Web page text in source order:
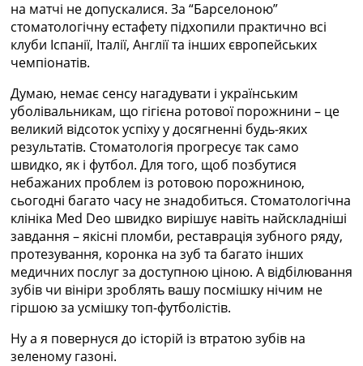
Categories
Головна
Новини футболу
Новини футболу України
Футбольні трансфери
Останні коментарі
Конкурс прогнозів
Логін
Рейтінги
Правила
Колективний прогноз
Турніри
Чемпіонат Світу
Україна. Прем’єр-Ліга
Україна. Перша Ліга
Ліга Чемпіонів
Англія. Прем’єр-Ліга
Іспанія. Ла Ліга
на матчі не допускалися. За “Барселоною”
стоматологічну естафету підхопили практично всі
клуби Іспанії, Італії, Англії та інших європейських
чемпіонатів.
Думаю, немає сенсу нагадувати і українським
уболівальникам, що гігієна ротової порожнини – це
великий відсоток успіху у досягненні будь-яких
результатів. Стоматологія прогресує так само
швидко, як і футбол. Для того, щоб позбутися
небажаних проблем із ротовою порожниною,
сьогодні багато часу не знадобиться. Стоматологічна
клініка Med Deo швидко вирішує навіть найскладніші
завдання – якісні пломби, реставрація зубного ряду,
протезування, коронка на зуб та багато інших
медичних послуг за доступною ціною. А відбілювання
зубів чи вініри зроблять вашу посмішку нічим не
гіршою за усмішку топ-футболістів.
Ну а я повернуся до історій із втратою зубів на
зеленому газоні.